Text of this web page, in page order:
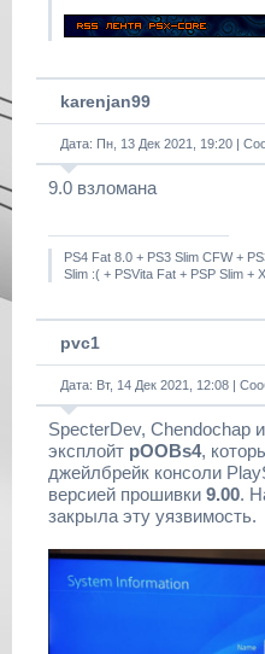
karenjan99
Дата: Пн, 13 Дек 2021, 19:20 |
9.0 взломана
PS4 Fat 8.0 + PS3 Slim CFW +
Slim :( + PSVita Fat + PSP Slim +
pvc1
Дата: Вт, 14 Дек 2021, 12:08 |
SpecterDev, Chendochap
эксплойт pOOBs4,
джейлбрейк консоли
версией прошивки 9.00.
закрыла эту уязвимость.